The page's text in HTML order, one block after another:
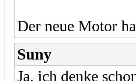
Der neue Motor
Suny
Ja, ich denke